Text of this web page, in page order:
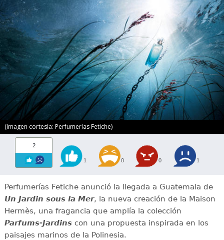
(Imagen cortesía: Perfumerías Fetiche)
2
1 0 0 1
Perfumerías Fetiche anunció la llegada a Guatemala de
Un Jardin sous la Mer, la nueva creación de la Maison
Hermès, una fragancia que amplía la colección
Parfums-Jardinscon una propuesta inspirada en los
paisajes marinos de la Polinesia.